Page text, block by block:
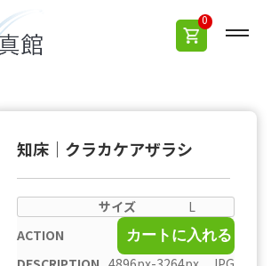
0
知床｜クラカケアザラシ
L
カートに入れる